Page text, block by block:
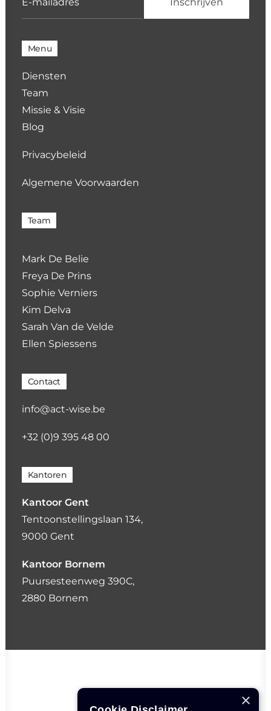
Menu
Diensten
Team
Missie & Visie
Blog
Privacybeleid
Algemene Voorwaarden
Team
Mark De Belie
Freya De Prins
Sophie Verniers
Kim Delva
Sarah Van de Velde
Ellen Spiessens
Contact
info@act-wise.be
+32 (0)9 395 48 00
Kantoren
Kantoor Gent
Tentoonstellingslaan 134,
9000 Gent
Kantoor Bornem
Puursesteenweg 390C,
2880 Bornem
×